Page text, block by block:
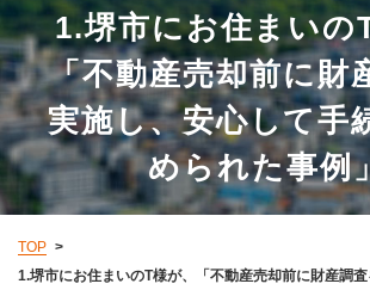
1.堺市にお住まいの
「不動産売却前に財
実施し、安心して手
められた事例
TOP
1.堺市にお住まいのT様が、「不動産売却前に財産調